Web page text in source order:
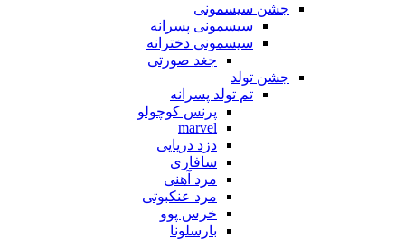
جشن سیسمونی
سیسمونی پسرانه
سیسمونی دخترانه
جغد صورتی
جشن تولد
تم تولد پسرانه
پرنس کوچولو
marvel
دزد دریایی
سافاری
مرد آهنی
مرد عنکبوتی
خرس پوو
بارسلونا